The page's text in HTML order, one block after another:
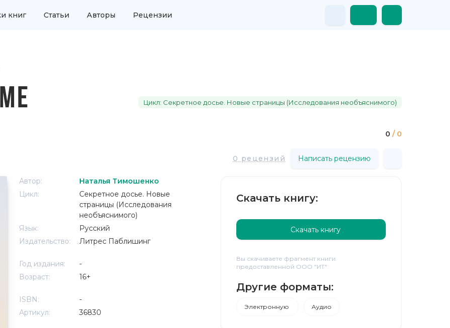
книг Статьи Авторы Рецензии
Цикл: Секретное досье. Новые страницы (Исследования необъяснимого)
0 / 0
0 рецензий Написать рецензию
Автор:
Наталья Тимошенко
Цикл:
Секретное досье. Новые
страницы (Исследования
необъяснимого)
Язык:
Русский
Издательство:
Литрес Паблишинг
Год издания:
-
Возраст:
16+
ISBN:
-
Артикул:
36830
Скачать книгу:
Скачать книгу
Вы скачиваете фрагмент книги
предоставленной ООО "ИТ"
Другие форматы:
Электронную Аудио